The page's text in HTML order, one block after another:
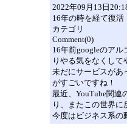
2022年09月13日
16年の時を経て復活
カテゴリ
Comment(0)
16年前googleのア
りやる気をなくして
未だにサービスがあ
がすごいですね！
最近、YouTube関連
り、またこの世界に
今度はビジネス系の